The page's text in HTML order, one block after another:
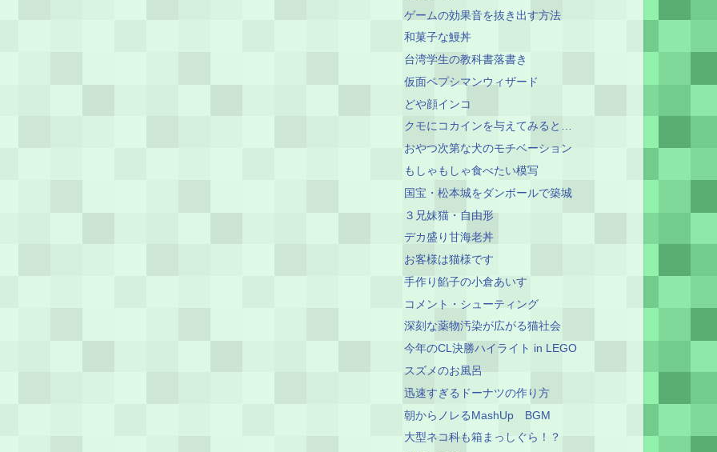
ゲームの効果音を抜き出す方法
和菓子な鰻丼
台湾学生の教科書落書き
仮面ペプシマンウィザード
どや顔インコ
クモにコカインを与えてみると…
おやつ次第な犬のモチベーション
もしゃもしゃ食べたい模写
国宝・松本城をダンボールで築城
３兄妹猫・自由形
デカ盛り甘海老丼
お客様は猫様です
手作り餡子の小倉あいす
コメント・シューティング
深刻な薬物汚染が広がる猫社会
今年のCL決勝ハイライト in LEGO
スズメのお風呂
迅速すぎるドーナツの作り方
朝からノレるMashUp BGM
大型ネコ科も箱まっしぐら！？